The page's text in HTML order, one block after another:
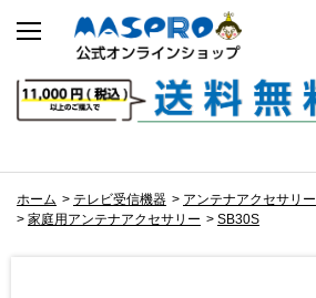
ホーム > テレビ受信機器 > アンテナアクセサリー
> 家庭用アンテナアクセサリー > SB30S